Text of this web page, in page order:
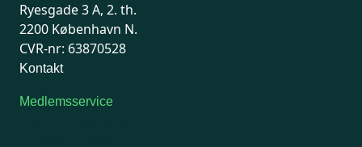
Ryesgade 3 A, 2. th.
2200 København N.
CVR-nr: 63870528
Kontakt
Medlemsservice